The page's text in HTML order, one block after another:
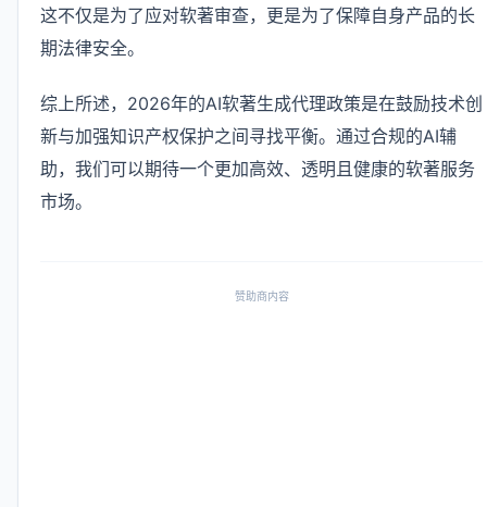
这不仅是为了应对软著审查，更是为了保障自身产品的长
期法律安全。
综上所述，2026年的AI软著生成代理政策是在鼓励技术创
新与加强知识产权保护之间寻找平衡。通过合规的AI辅
助，我们可以期待一个更加高效、透明且健康的软著服务
市场。
赞助商内容